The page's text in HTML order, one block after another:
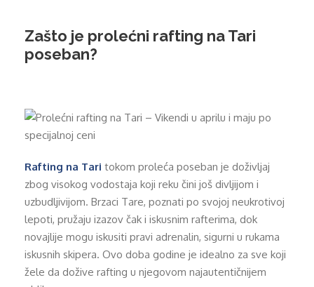
Zašto je prolećni rafting na Tari
poseban?
Rafting na Tari tokom proleća poseban je doživljaj
zbog visokog vodostaja koji reku čini još divljijom i
uzbudljivijom. Brzaci Tare, poznati po svojoj neukrotivoj
lepoti, pružaju izazov čak i iskusnim rafterima, dok
novajlije mogu iskusiti pravi adrenalin, sigurni u rukama
iskusnih skipera. Ovo doba godine je idealno za sve koji
žele da dožive rafting u njegovom najautentičnijem